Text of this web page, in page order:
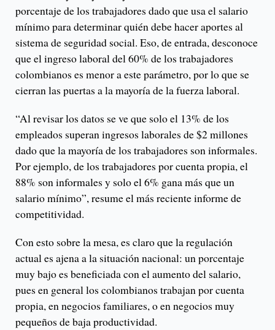
porcentaje de los trabajadores dado que usa el salario
mínimo para determinar quién debe hacer aportes al
sistema de seguridad social. Eso, de entrada, desconoce
que el ingreso laboral del 60% de los trabajadores
colombianos es menor a este parámetro, por lo que se
cierran las puertas a la mayoría de la fuerza laboral.
“Al revisar los datos se ve que solo el 13% de los
empleados superan ingresos laborales de $2 millones
dado que la mayoría de los trabajadores son informales.
Por ejemplo, de los trabajadores por cuenta propia, el
88% son informales y solo el 6% gana más que un
salario mínimo”, resume el más reciente informe de
competitividad.
Con esto sobre la mesa, es claro que la regulación
actual es ajena a la situación nacional: un porcentaje
muy bajo es beneficiada con el aumento del salario,
pues en general los colombianos trabajan por cuenta
propia, en negocios familiares, o en negocios muy
pequeños de baja productividad.